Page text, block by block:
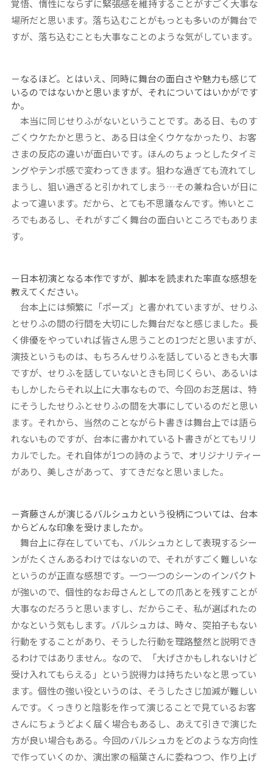
覚悟、惰性にならずに緊張感を維持することがすごく大事な
場所だと思います。落ち込むことがもっとも多いのが舞台で
すが、落ち込むことも大事なことのような気がしています。
－なるほど。とはいえ、同時に舞台の面白さや魅力も感じて
いるのではないかと思いますが、それについてはいかがです
か。
本当に同じせりふがないということです。ある日、ものす
ごくウケたかと思うと、ある日は全くウケなかったり、お客
さまの反応の違いが面白いです。ほんのちょっとしたタイミ
ングやテンポ感で変わってきます。狙わな過ぎても流れてし
まうし、狙い過ぎると引かれてしまう…その兼ね合いが日に
よって違います。だから、とても不思議なんです。怖いとこ
ろでもあるし、それがすごく舞台の面白いところでもありま
す。
－日本初演となる本作ですが、脚本を読まれた率直な感想を
教えてください。
台本上には頻繁に「ポーズ」と書かれていますが、せりふ
とせりふの間の行間を大切にした舞台だなと感じました。長
く俳優をやっていれば皆さん思うことの1つだと思いますが、
演技というものは、もちろんせりふを話しているときも大事
ですが、せりふを話していないときも同じくらい、あるいは
もしかしたらそれ以上に大事なもので、今回のお芝居は、特
にそうしたせりふとせりふの間を大事にしているのだと思い
ます。それから、当然のことながらト書きは舞台上では語ら
れないものですが、台本に書かれているト書きがとてもリリ
カルでした。それ自体が1つの詩のようで、オリジナリティー
があり、美しさがあって、すてきだなと思いました。
－斉藤さんが演じるバルシュカという役柄については、台本
からどんな印象を受けましたか。
舞台上に存在していても、バルシュカとして表現するシー
ンがたくさんあるわけではないので、それがすごく難しいな
というのが正直な感想です。一つ一つのシーンのインパクト
が強いので、個性的なお母さんとしての爪あとを残すことが
大事なのだろうと思いますし、だからこそ、私が選ばれたの
かなという気もします。バルシュカは、時々、突拍子もない
行動をすることがあり、そうした行動を理路整然と説明でき
るわけではありません。なので、「大げさかもしれないけど
受け入れてもらえる」という説得力は持ちたいなと思ってい
ます。個性の強い役というのは、そうしたさじ加減が難しい
んです。くっきりと陰影を作って演じることで見ているお客
さんにちょうどよく届く場合もあるし、あえて引きで演じた
方が良い場合もある。今回のバルシュカをどのような方向性
で作っていくのか、演出家の稲葉さんに委ねつつ、作り上げ